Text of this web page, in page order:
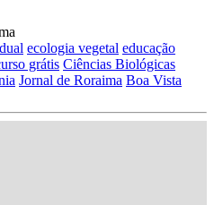
ecologia vegetal educação
grátis Ciências Biológicas
Jornal de Roraima Boa Vista